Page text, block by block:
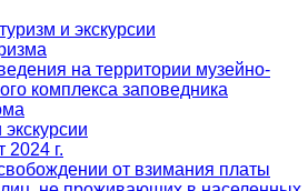
и экскурсии
на территории музейно-
комплекса заповедника
2024 г.
от взимания платы